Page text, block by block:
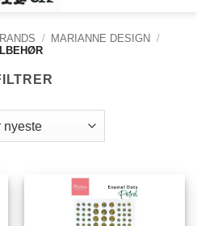
/ MARIANNE DESIGN
/